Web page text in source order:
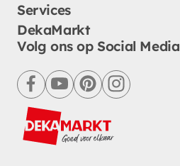
Services
DekaMarkt
Volg ons op Social Media
facebookyoutubepinterestinstagram